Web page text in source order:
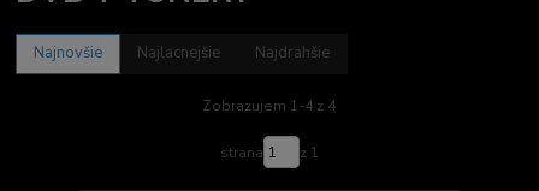
Najnovšie Najlacnejšie Najdrahšie
Zobrazujem 1-4 z 4
strana z 1